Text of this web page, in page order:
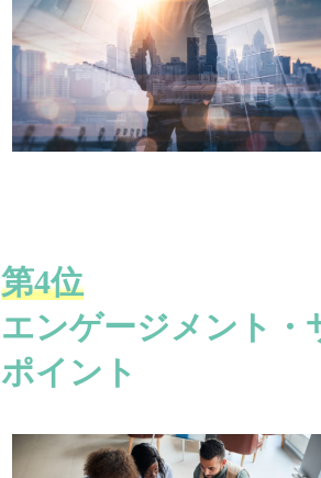
第4位
エンゲージメント・
ポイント